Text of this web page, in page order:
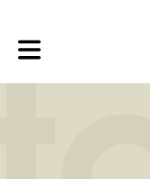
Toggle main navigation